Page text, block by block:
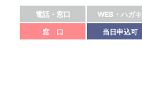
電話・窓口 WEB・ハガキ
窓 口 当日申込可